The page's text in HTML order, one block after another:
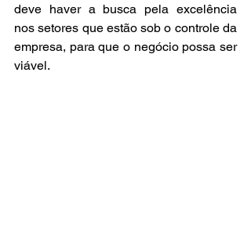
deve haver a busca pela excelência
nos setores que estão sob o controle da
empresa, para que o negócio possa ser
viável.